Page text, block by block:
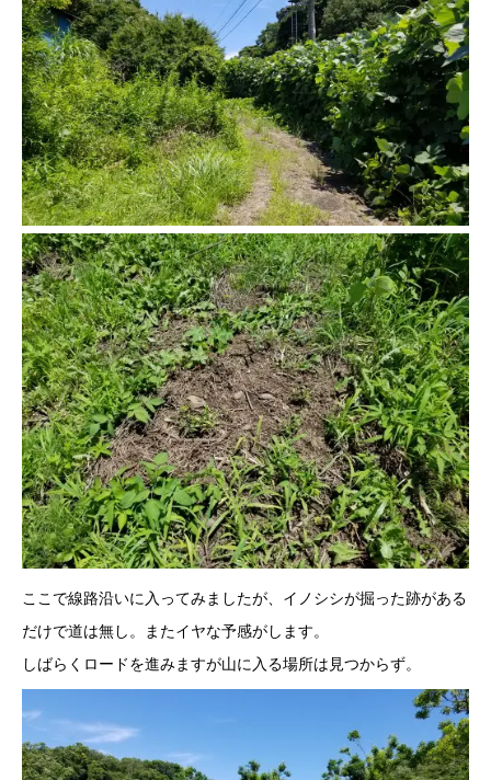
ここで線路沿いに入ってみましたが、イノシシが掘った跡がある
だけで道は無し。またイヤな予感がします。
しばらくロードを進みますが山に入る場所は見つからず。